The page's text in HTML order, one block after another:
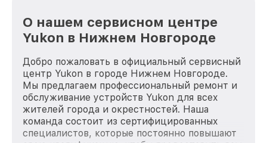
О нашем сервисном центре
Yukon в Нижнем Новгороде
Добро пожаловать в официальный сервисный
центр Yukon в городе Нижнем Новгороде.
Мы предлагаем профессиональный ремонт и
обслуживание устройств Yukon для всех
жителей города и окрестностей. Наша
команда состоит из сертифицированных
специалистов, которые постоянно повышают